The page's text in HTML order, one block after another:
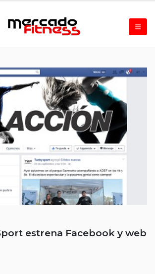
estrena Facebook y web